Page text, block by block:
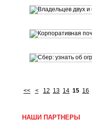
<< < 12 13 14 15 16
НАШИ ПАРТНЕРЫ